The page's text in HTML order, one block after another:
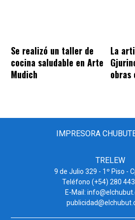
Se realizó un taller de
cocina saludable en Arte
Mudich
La
obras
IMPRESORA
TRELEW
9 de Julio 329 - 1º Piso -
Teléfono (+54) 280
E-Mail: